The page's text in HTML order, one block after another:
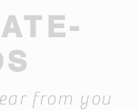
from you